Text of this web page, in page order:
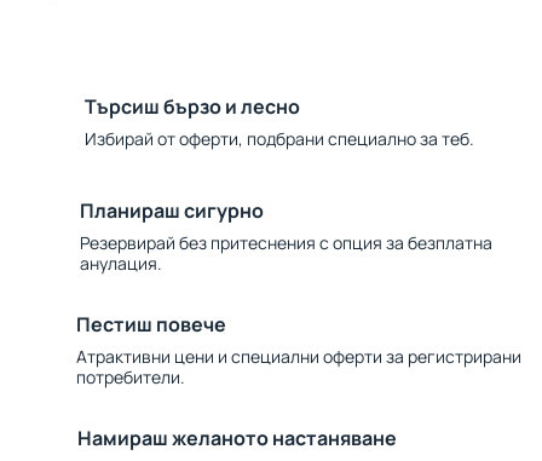
Търсиш бързо и лесно
Избирай от оферти, подбрани специално за теб.
Планираш сигурно
Резервирай без притеснения с опция за безплатна
анулация.
Пестиш повече
Атрактивни цени и специални оферти за регистрирани
потребители.
Намираш желаното настаняване